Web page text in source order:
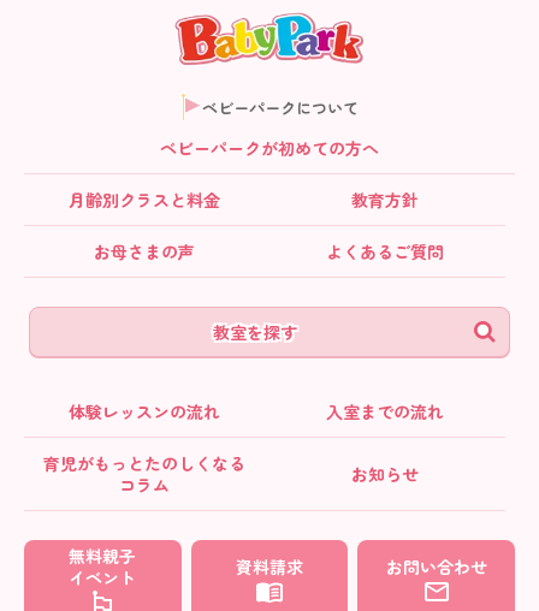
ベビーパークについて
ベビーパークが初めての方へ
月齢別クラス と料金 教育方針
お母さまの声 よくあるご質問
教室を探す
体験レッスンの流れ 入室までの流れ
育児がもっとたのしくなる
コラム
お知らせ
無料親子
イベント
資料請求 お問い合わせ